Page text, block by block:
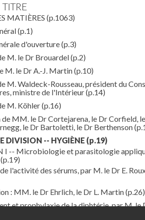
MATIÈRES (p.1063)
(p.1)
d'ouverture(p.3)
M. le Dr Brouardel(p.2)
M. le Dr A.-J. Martin(p.10)
M. Waldeck-Rousseau, président du
ministre de l'Intérieur(p.14)
M. Köhler(p.16)
MM. le Dr Cortejarena, le Dr Corfield,
le Dr Bartoletti, le Dr Berthenson
DIVISION -- HYGIÈNE (p.19)
I -- Microbiologie et parasitologie
(p.19)
l'activité des sérums, par M. le Dr E.
: MM. le Dr Ehrlich, le Dr L. Martin(p.26)
et prophylaxie de la diphtérie, par M. le